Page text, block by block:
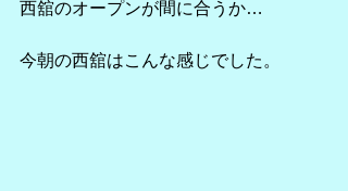
西舘のオープンが間に合うか…
今朝の西舘はこんな感じでした。